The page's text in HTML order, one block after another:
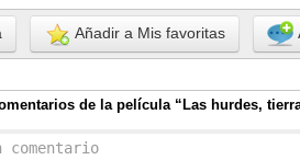
Añadir a Mis favoritas
de la película “Las hurdes,